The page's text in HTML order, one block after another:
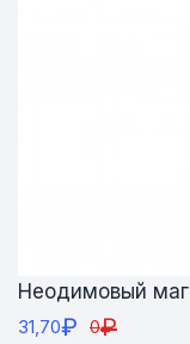
Неодимовый
31,70₽ 0₽